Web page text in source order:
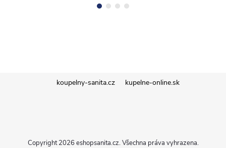
koupelny-sanita.cz kupelne-online.sk
Copyright 2026 eshopsanita.cz. Všechna práva vyhrazena.